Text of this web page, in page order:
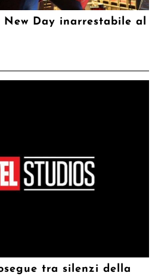
New Day inarrestabile al
tra silenzi della